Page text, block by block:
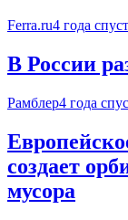
Ferra.ru4 года
В России
Рамблер4 года
создает
мусора